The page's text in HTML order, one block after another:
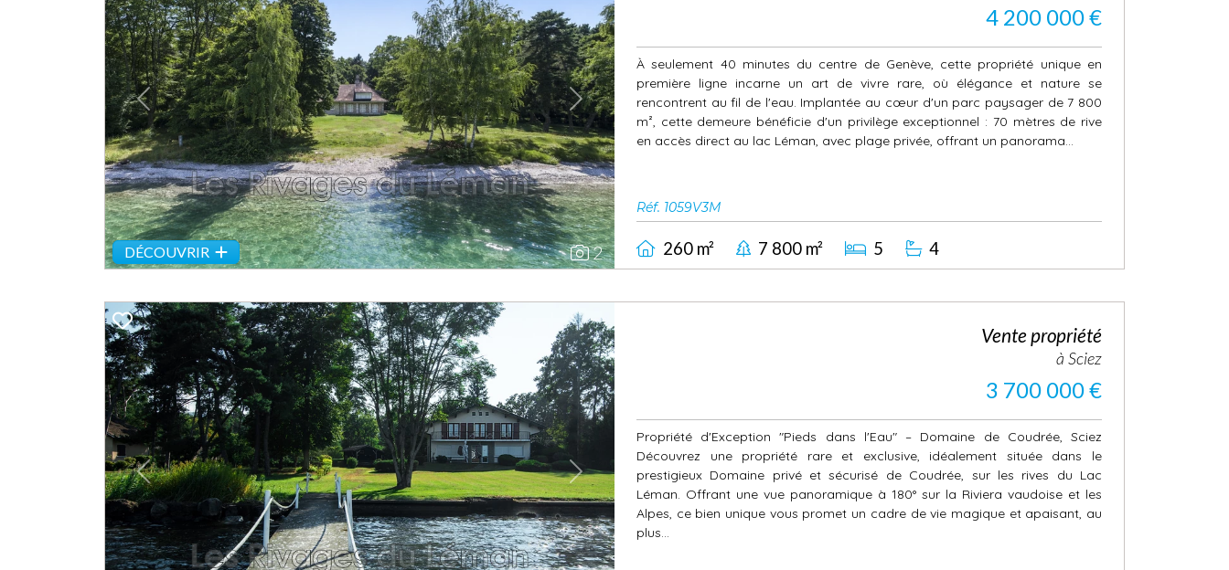
Previous Next
DÉCOUVRIR 2
4 200 000 €
À seulement 40 minutes du centre de Genève, cette propriété unique en
première ligne incarne un art de vivre rare, où élégance et nature se
rencontrent au fil de l'eau. Implantée au cœur d'un parc paysager de 7 800
m², cette demeure bénéficie d'un privilège exceptionnel : 70 mètres de rive
en accès direct au lac Léman, avec plage privée, offrant un panorama...
Réf. 1059V3M
260 m² 7 800 m² 5 4
Previous Next
Vente propriété
à Sciez
3 700 000 €
Propriété d'Exception "Pieds dans l'Eau" – Domaine de Coudrée, Sciez
Découvrez une propriété rare et exclusive, idéalement située dans le
prestigieux Domaine privé et sécurisé de Coudrée, sur les rives du Lac
Léman. Offrant une vue panoramique à 180° sur la Riviera vaudoise et les
Alpes, ce bien unique vous promet un cadre de vie magique et apaisant, au
plus...